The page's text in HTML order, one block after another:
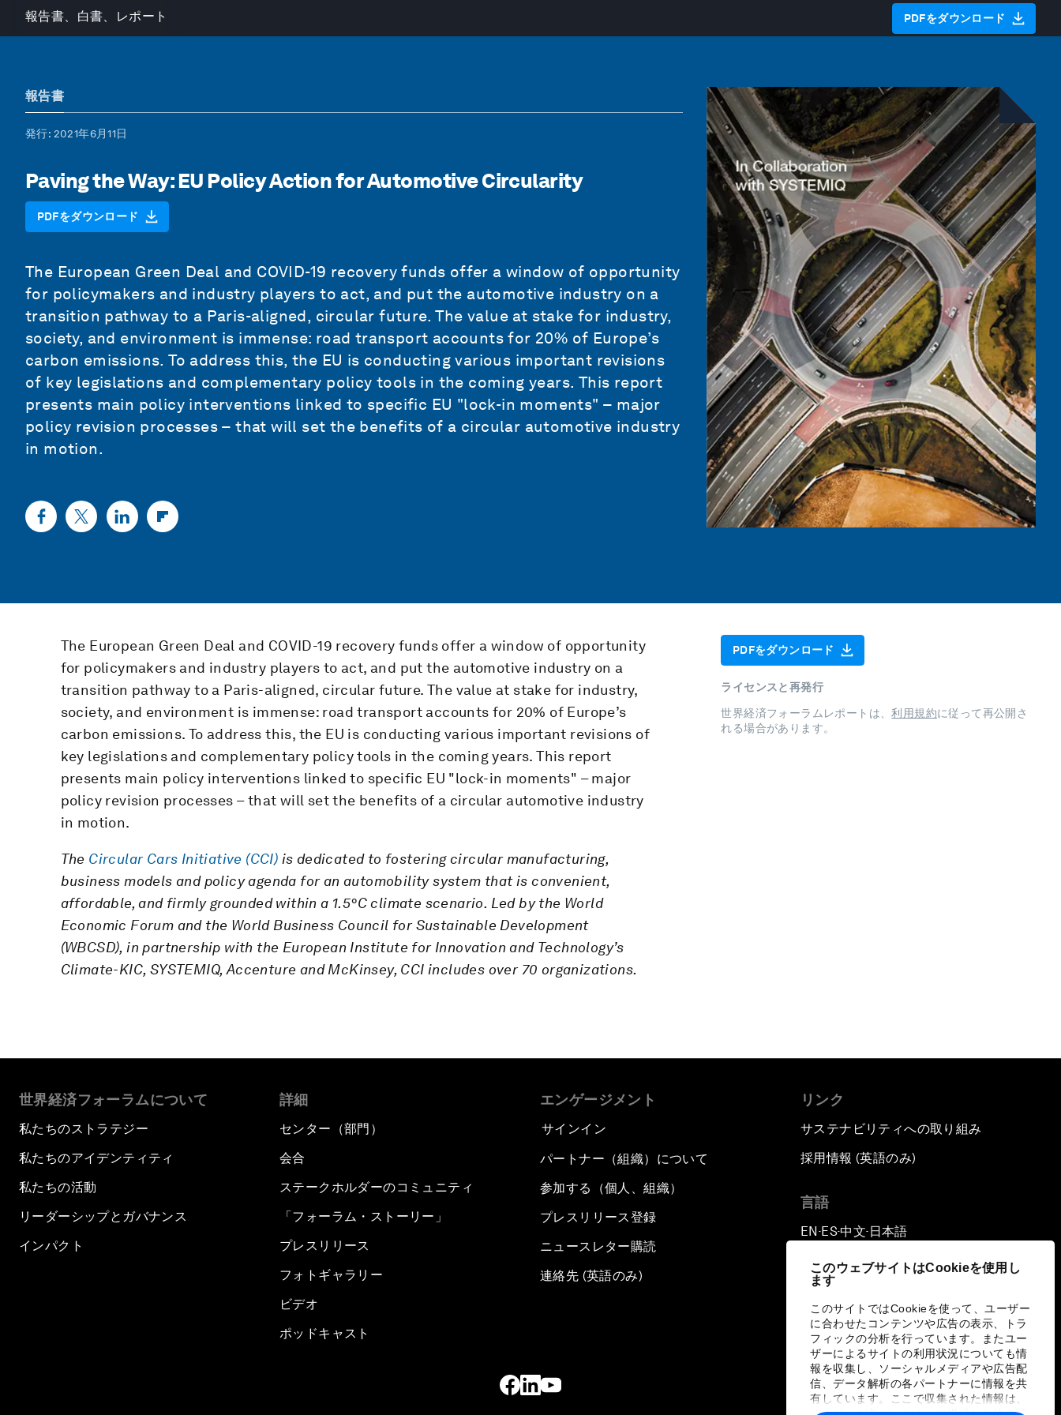
このウェブサイトはCookieを使用し
ます
このサイトではCookieを使って、ユーザー
に合わせたコンテンツや広告の表示、トラ
フィックの分析を行っています。またユー
ザーによるサイトの利用状況についても情
報を収集し、ソーシャルメディアや広告配
信、データ解析の各パートナーに情報を共
有しています。ここで収集された情報は、
報告書、白書、レポート PDFをダウンロード
報告書
発行: 2021年6月11日
Paving the Way: EU Policy Action for Automotive Circularity
PDFをダウンロード
The European Green Deal and COVID-19 recovery funds offer a window of opportunity
for policymakers and industry players to act, and put the automotive industry on a
transition pathway to a Paris-aligned, circular future. The value at stake for industry,
society, and environment is immense: road transport accounts for 20% of Europe’s
carbon emissions. To address this, the EU is conducting various important revisions
of key legislations and complementary policy tools in the coming years. This report
presents main policy interventions linked to specific EU "lock-in moments" – major
policy revision processes – that will set the benefits of a circular automotive industry
in motion.
The European Green Deal and COVID-19 recovery funds offer a window of opportunity
for policymakers and industry players to act, and put the automotive industry on a
transition pathway to a Paris-aligned, circular future. The value at stake for industry,
society, and environment is immense: road transport accounts for 20% of Europe’s
carbon emissions. To address this, the EU is conducting various important revisions of
key legislations and complementary policy tools in the coming years. This report
presents main policy interventions linked to specific EU "lock-in moments" – major
policy revision processes – that will set the benefits of a circular automotive industry
in motion.
The Circular Cars Initiative (CCI) is dedicated to fostering circular manufacturing,
business models and policy agenda for an automobility system that is convenient,
affordable, and firmly grounded within a 1.5°C climate scenario. Led by the World
Economic Forum and the World Business Council for Sustainable Development
(WBCSD), in partnership with the European Institute for Innovation and Technology’s
Climate-KIC, SYSTEMIQ, Accenture and McKinsey, CCI includes over 70 organizations.
PDFをダウンロード
ライセンスと再発行
世界経済フォーラムレポートは、利用規約に従って再公開さ
れる場合があります。
世界経済フォーラムについて
私たちのストラテジー
私たちのアイデンティティ
私たちの活動
リーダーシップとガバナンス
インパクト
詳細
センター（部門）
会合
ステークホルダーのコミュニティ
「フォーラム・ストーリー」
プレスリリース
フォトギャラリー
ビデオ
ポッドキャスト
エンゲージメント
サインイン
パートナー（組織）について
参加する（個人、組織）
プレスリリース登録
ニュースレター購読
連絡先 (英語のみ)
リンク
サステナビリティへの取り組み
採用情報 (英語のみ)
言語
EN ▪ ES▪中文▪ 日本語